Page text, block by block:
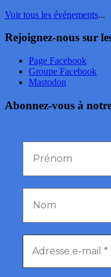
Voir tous les événements...
Rejoignez-nous sur
Page Facebook
Groupe Facebook
Mastodon
Abonnez-vous à